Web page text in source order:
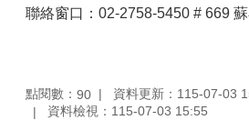
聯絡窗口：02-2758-5450 # 669
點閱數： 90
資料更新：115-07-03
資料檢視：115-07-03 15:55